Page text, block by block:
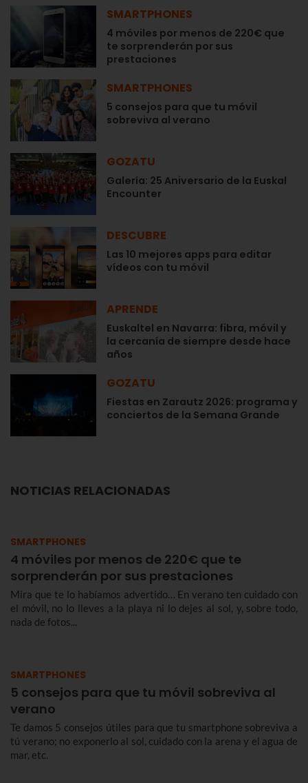
SMARTPHONES
4 móviles por menos de 220€ que
te sorprenderán por sus
prestaciones
SMARTPHONES
5 consejos para que tu móvil
sobreviva al verano
GOZATU
Galería: 25 Aniversario de la Euskal
Encounter
DESCUBRE
Las 10 mejores apps para editar
vídeos con tu móvil
APRENDE
Euskaltel en Navarra: fibra, móvil y
la cercanía de siempre desde hace
años
GOZATU
Fiestas en Zarautz 2026: programa y
conciertos de la Semana Grande
NOTICIAS RELACIONADAS
SMARTPHONES
4 móviles por menos de 220€ que te
sorprenderán por sus prestaciones
Mira que te lo habíamos advertido… En verano ten cuidado con
el móvil, no lo lleves a la playa ni lo dejes al sol, y, sobre todo,
nada de fotos...
SMARTPHONES
5 consejos para que tu móvil sobreviva al
verano
Te damos 5 consejos útiles para que tu smartphone sobreviva a
tú verano; no exponerlo al sol, cuidado con la arena y el agua de
mar, etc.